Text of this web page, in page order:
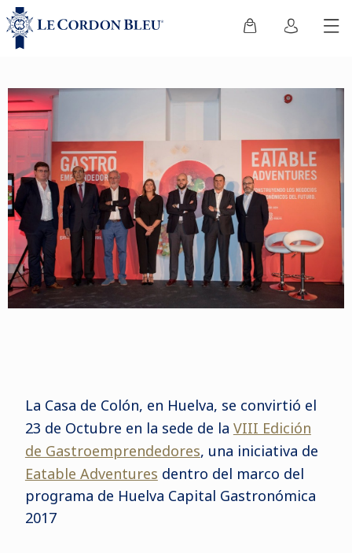
La Casa de Colón, en Huelva, se convirtió el
23 de Octubre en la sede de la VIII Edición
de Gastroemprendedores, una iniciativa de
Eatable Adventures dentro del marco del
programa de Huelva Capital Gastronómica
2017